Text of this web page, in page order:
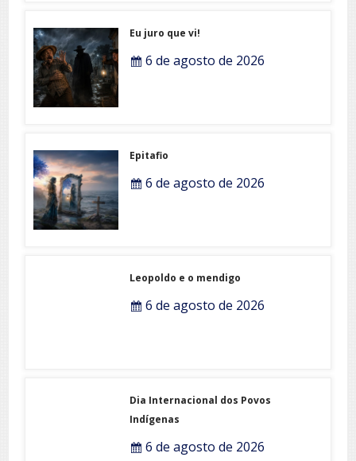
Eu juro que vi!
6 de agosto de 2026
Epitafio
6 de agosto de 2026
Leopoldo e o mendigo
6 de agosto de 2026
Dia Internacional dos Povos
Indígenas
6 de agosto de 2026